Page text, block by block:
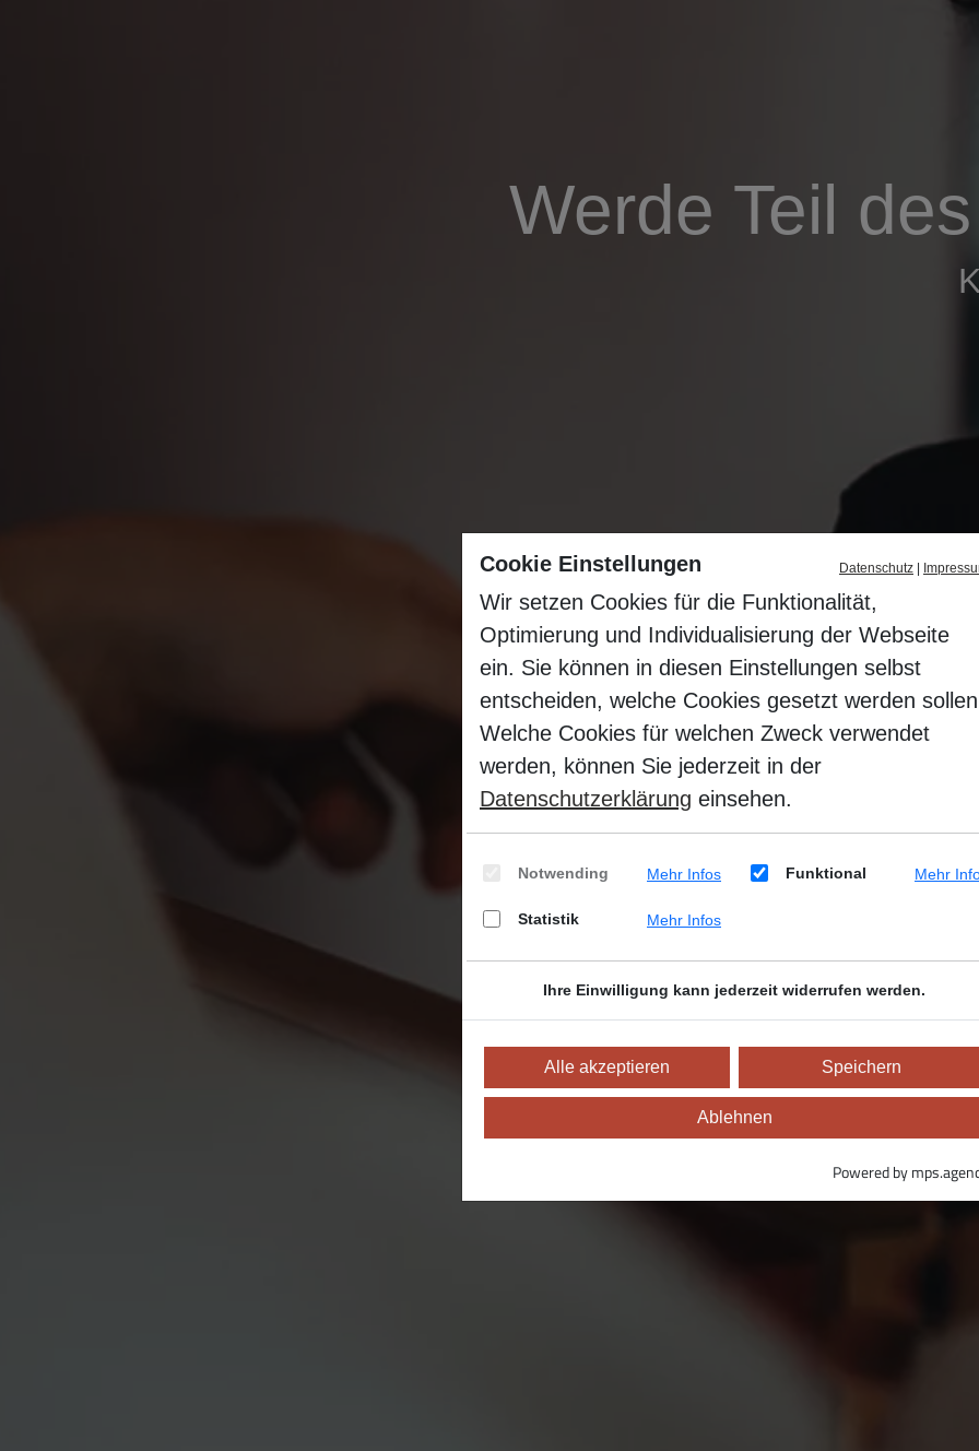
Werde Teil
Cookie Einstellungen Datenschutz
Wir setzen Cookies für die Funktionalität,
Optimierung und Individualisierung der Webseite
ein. Sie können in diesen Einstellungen selbst
entscheiden, welche Cookies gesetzt werden
Welche Cookies für welchen Zweck verwendet
werden, können Sie jederzeit in der
Datenschutzerklärung einsehen.
Notwending Mehr Infos Funktional Mehr
Statistik Mehr Infos
Ihre Einwilligung kann jederzeit widerrufen werden.
Alle akzeptieren Speichern
Ablehnen
Powered by